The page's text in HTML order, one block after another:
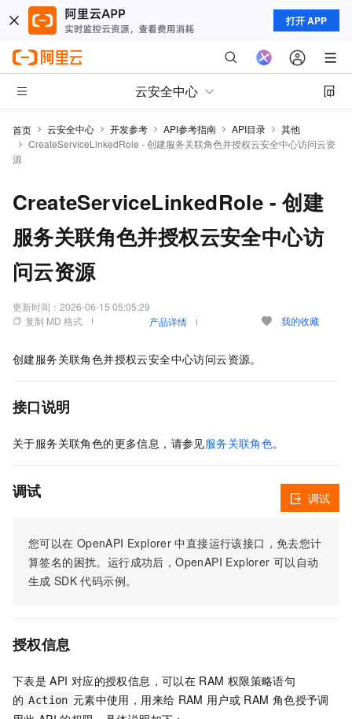
打开 APP
云安全中心
首页 云安全中心 开发参考 API参考指南 API目录
其他
CreateServiceLinkedRole - 创建服务关联角色并授权云安全中心访问云资
源
CreateServiceLinkedRole - 创建
服务关联角色并授权云安全中心访
问云资源
更新时间： 2026-06-15 05:05:29
复制 MD 格式
产品详情 我的收藏
创建服务关联角色并授权云安全中心访问云资源。
接口说明
关于服务关联角色的更多信息，请参见服务关联角色。
调试
您可以在 OpenAPI Explorer 中直接运行该接口，免去您计
算签名的困扰。运行成功后，OpenAPI Explorer 可以自动
生成 SDK 代码示例。
调试
授权信息
下表是 API 对应的授权信息，可以在 RAM 权限策略语句
的 Action 元素中使用，用来给 RAM 用户或 RAM 角色授予调